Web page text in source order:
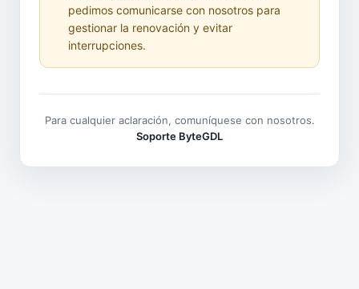
pedimos comunicarse con nosotros para
gestionar la renovación y evitar
interrupciones.
Para cualquier aclaración, comuníquese con nosotros.
Soporte ByteGDL